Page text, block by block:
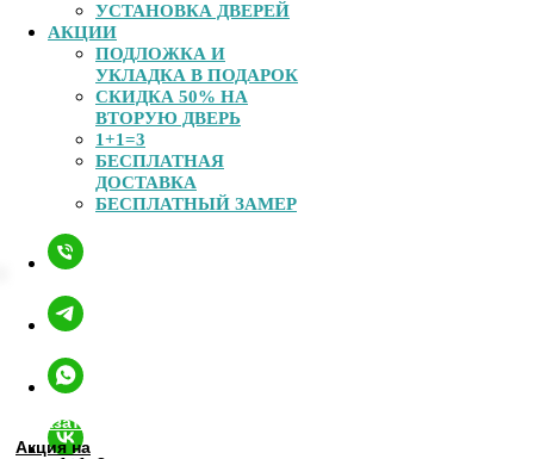
УСТАНОВКА ДВЕРЕЙ
АКЦИИ
ПОДЛОЖКА И
УКЛАДКА В ПОДАРОК
СКИДКА 50% НА
ВТОРУЮ ДВЕРЬ
1+1=3
БЕСПЛАТНАЯ
ДОСТАВКА
БЕСПЛАТНЫЙ ЗАМЕР
двери 1+1=3
Позвонить
Замер